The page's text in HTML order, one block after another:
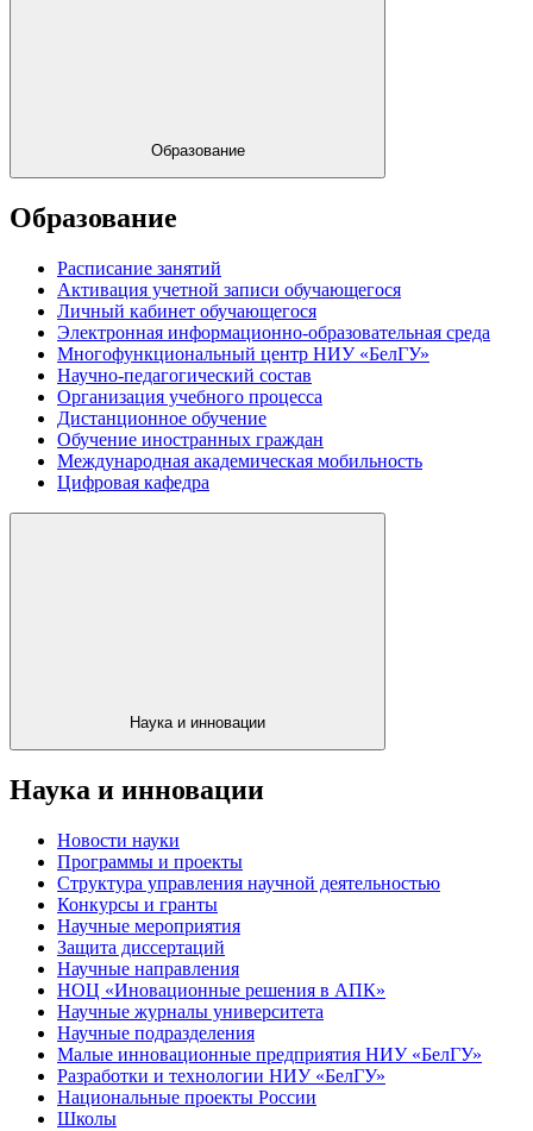
Образование
Образование
Расписание занятий
Активация учетной записи обучающегося
Личный кабинет обучающегося
Электронная информационно-образовательная среда
Многофункциональный центр НИУ «БелГУ»
Научно-педагогический состав
Организация учебного процесса
Дистанционное обучение
Обучение иностранных граждан
Международная академическая мобильность
Цифровая кафедра
Наука и инновации
Наука и инновации
Новости науки
Программы и проекты
Структура управления научной деятельностью
Конкурсы и гранты
Научные мероприятия
Защита диссертаций
Научные направления
НОЦ «Иновационные решения в АПК»
Научные журналы университета
Научные подразделения
Малые инновационные предприятия НИУ «БелГУ»
Разработки и технологии НИУ «БелГУ»
Национальные проекты России
Школы